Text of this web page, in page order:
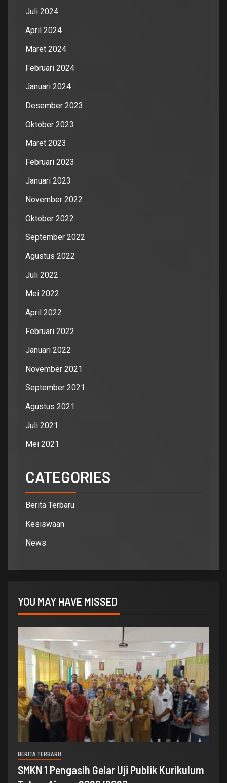
Juli 2024
April 2024
Maret 2024
Februari 2024
Januari 2024
Desember 2023
Oktober 2023
Maret 2023
Februari 2023
Januari 2023
November 2022
Oktober 2022
September 2022
Agustus 2022
Juli 2022
Mei 2022
April 2022
Februari 2022
Januari 2022
November 2021
September 2021
Agustus 2021
Juli 2021
Mei 2021
CATEGORIES
Berita Terbaru
Kesiswaan
News
YOU MAY HAVE MISSED
BERITA TERBARU
SMKN 1 Pengasih Gelar Uji Publik Kurikulum